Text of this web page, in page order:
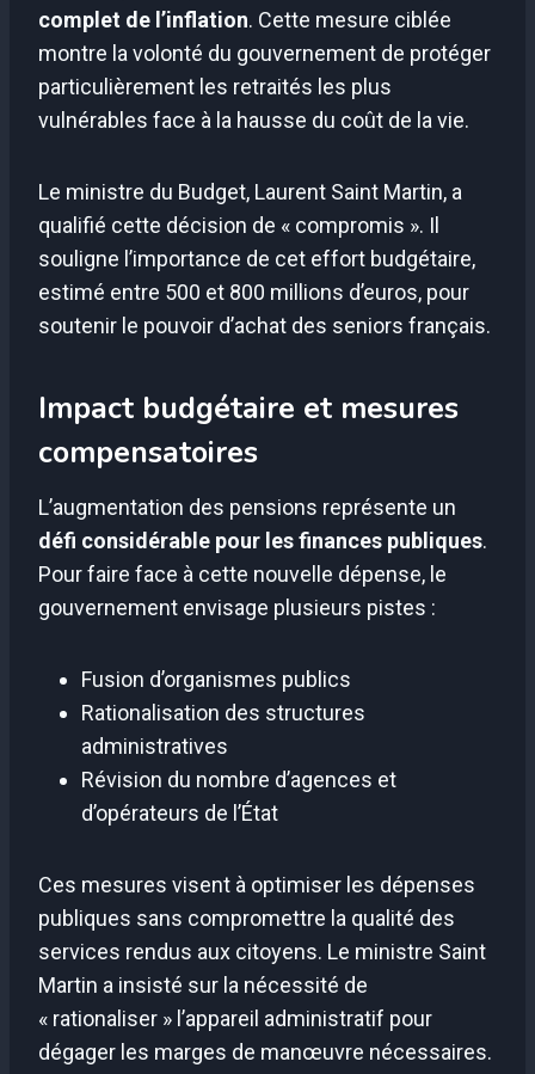
complet de l’inflation. Cette mesure ciblée
montre la volonté du gouvernement de protéger
particulièrement les retraités les plus
vulnérables face à la hausse du coût de la vie.
Le ministre du Budget, Laurent Saint Martin, a
qualifié cette décision de « compromis ». Il
souligne l’importance de cet effort budgétaire,
estimé entre 500 et 800 millions d’euros, pour
soutenir le pouvoir d’achat des seniors français.
Impact budgétaire et mesures
compensatoires
L’augmentation des pensions représente un
défi considérable pour les finances publiques.
Pour faire face à cette nouvelle dépense, le
gouvernement envisage plusieurs pistes :
Fusion d’organismes publics
Rationalisation des structures
administratives
Révision du nombre d’agences et
d’opérateurs de l’État
Ces mesures visent à optimiser les dépenses
publiques sans compromettre la qualité des
services rendus aux citoyens. Le ministre Saint
Martin a insisté sur la nécessité de
« rationaliser » l’appareil administratif pour
dégager les marges de manœuvre nécessaires.